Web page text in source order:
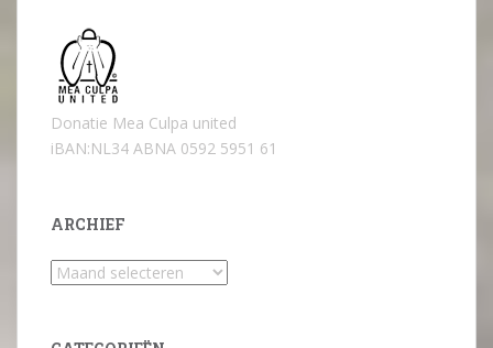
Donatie Mea Culpa united
iBAN:NL34 ABNA 0592 5951 61
ARCHIEF
Archief